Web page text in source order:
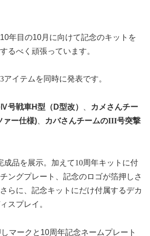
10年目の10月に向けて記念のキットを
るべく頑張っています。
3アイテムを同時に発表です。
号戦車H型（D型改）
カメさんチー
ァー仕様)
カバさんチームのIII号突撃
成品を展示。加えて10周年キットに付
ングプレート、記念のロゴが箔押しさ
らに、記念キットにだけ付属するデカ
スプレイ。
マークと 10周年記念ネームプレート